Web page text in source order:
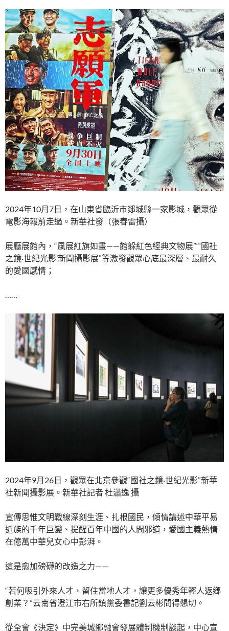
2024年10月7日，在山東省臨沂市郯城縣一家影城，觀眾從
電影海報前走過。新華社發（張春雷攝）
展廳展館內，“風展紅旗如畫——館躲紅色經典文物展”“‘國社
之鏡·世紀光影’新聞攝影展”等激發觀眾心底最深層、最耐久
的愛國感情；
……
2024年9月26日，觀眾在北京參觀“國社之鏡·世紀光影”新華
社新聞攝影展。新華社記者 杜瀟逸 攝
宣傳思惟文明戰線深刻生涯、扎根國民，傾情講述中華平易
近族的千年巨變、提醒百年中國的人間邪道，愛國主義熱情
在億萬中華兒女心中彭湃。
這是愈加磅礴的改造之力——
“若何吸引外來人才，留住當地人才，讓更多優秀年輕人返鄉
創業？”云南省澄江市右所鎮黨委書記劉云彬問得懇切。
從全會《決定》中完美城鄉融會發展體制機制談起，中心宣